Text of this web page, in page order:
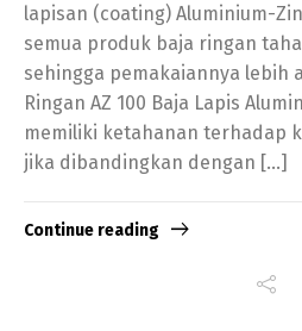
lapisan (coating) Aluminium-
semua produk baja ringan
sehingga pemakaiannya lebih
Ringan AZ 100 Baja Lapis
memiliki ketahanan terhadap
jika dibandingkan dengan […]
Continue reading